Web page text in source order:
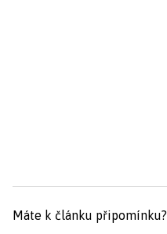
Máte k článku připomínku?